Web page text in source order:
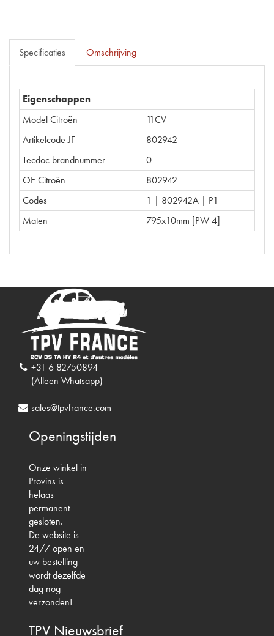
Specificaties Omschrijving
Eigenschappen
Model Citroën
11CV
Artikelcode JF
802942
Tecdoc brandnummer
0
OE Citroën
802942
Codes
1 | 802942A | P1
Maten
795x10mm [PW 4]
+31 6 82750894
(Alleen Whatsapp)
sales@tpvfrance.com
Openingstijden
Onze winkel in
Provins is
helaas
permanent
gesloten.
De website is
24/7 open en
uw bestelling
wordt dezelfde
dag nog
verzonden!
TPV Nieuwsbrief